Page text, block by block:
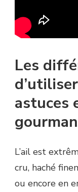
Les
astuces
L’ail est
cru, haché
ou encore en